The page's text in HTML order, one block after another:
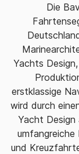
Die
Yachts
erstklassige
wird durch
Yacht
umfangreiche
und